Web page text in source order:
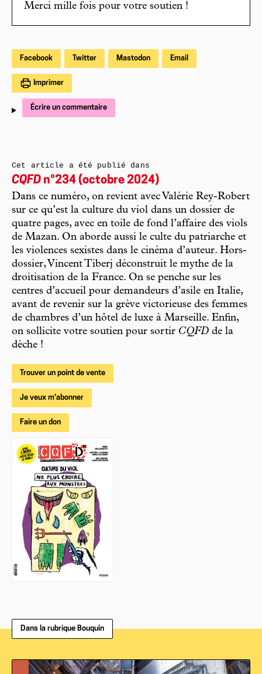
Merci mille fois pour votre soutien !
Facebook Twitter Mastodon Email
Imprimer
Écrire un commentaire
Cet article a été publié dans
CQFD n°234 (octobre 2024)
Dans ce numéro, on revient avec Valérie Rey-Robert
sur ce qu’est la culture du viol dans un dossier de
quatre pages, avec en toile de fond l’affaire des viols
de Mazan. On aborde aussi le culte du patriarche et
les violences sexistes dans le cinéma d’auteur. Hors-
dossier, Vincent Tiberj déconstruit le mythe de la
droitisation de la France. On se penche sur les
centres d’accueil pour demandeurs d’asile en Italie,
avant de revenir sur la grève victorieuse des femmes
de chambres d’un hôtel de luxe à Marseille. Enfin,
on sollicite votre soutien pour sortir CQFD de la
dèche !
Trouver un point de vente
Je veux m'abonner
Faire un don
Dans la rubrique Bouquin